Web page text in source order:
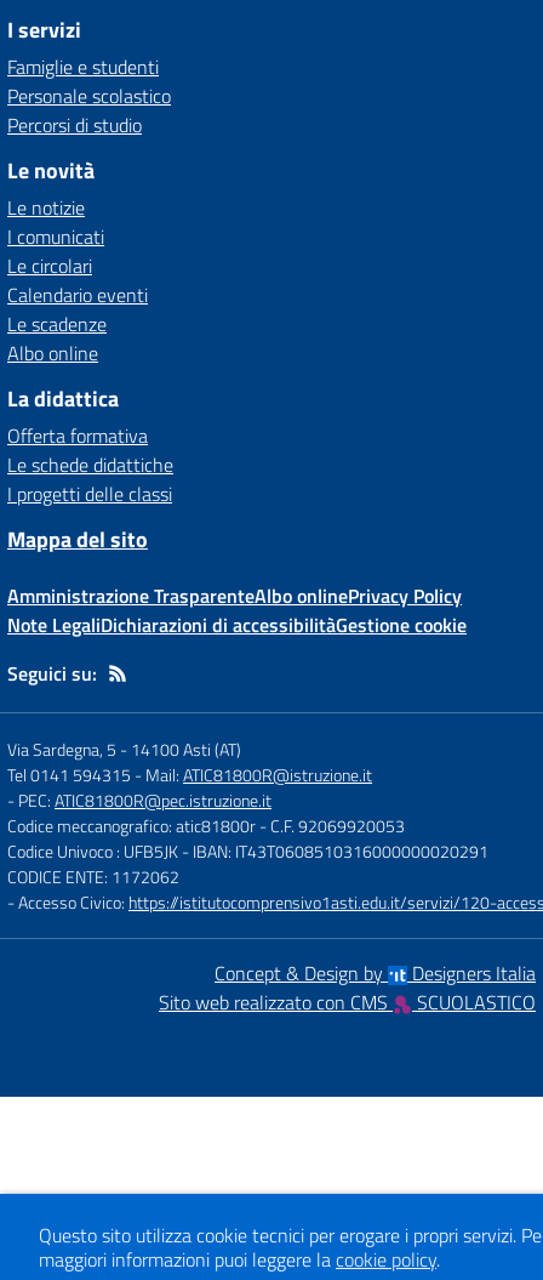
I servizi
Famiglie e studenti
Personale scolastico
Percorsi di studio
Le novità
Le notizie
I comunicati
Le circolari
Calendario eventi
Le scadenze
Albo online
La didattica
Offerta formativa
Le schede didattiche
I progetti delle classi
Mappa del sito
Amministrazione TrasparenteAlbo onlinePrivacy Policy
Note LegaliDichiarazioni di accessibilitàGestione cookie
Seguici su:
Via Sardegna, 5 -14100 Asti (AT)
Tel 0141 594315 - Mail:ATIC81800R@istruzione.it
- PEC:ATIC81800R@pec.istruzione.it
Codice meccanografico: atic81800r- C.F. 92069920053
Codice Univoco : UFB5JK- IBAN: IT43T0608510316000000020291
CODICE ENTE: 1172062
- Accesso Civico: https://istitutocomprensivo1asti.edu.it/servizi/120-
Concept & Design by
Designers Italia
Sito web realizzato con CMS
SCUOLASTICO
Questo sito utilizza cookie tecnici per erogare i propri servizi.
maggiori informazioni puoi leggere lacookie policy.